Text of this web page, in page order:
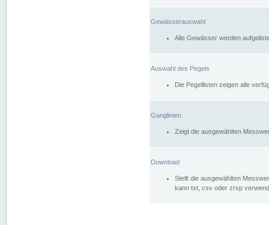
Gewässerauswahl
Alle Gewässer werden
Auswahl des Pegels
Die Pegellisten zeigen alle
Ganglinien
Zeigt die ausgewählten
Download
Stellt die ausgewählten
kann txt, csv oder zrxp